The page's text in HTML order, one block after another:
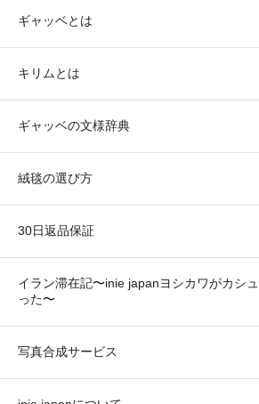
ギャッベとは
キリムとは
ギャッベの文様辞典
絨毯の選び方
30日返品保証
イラン滞在記〜inie japanヨシカワがカシ
った〜
写真合成サービス